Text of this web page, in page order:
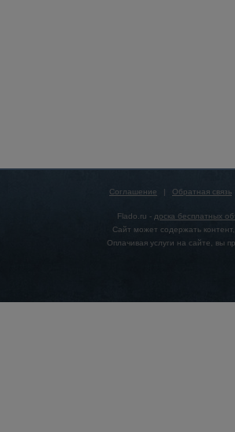
Соглашение | Обратная связь
Flado.ru - доска бесплатных
Сайт может содержать
Оплачивая услуги на сайте, вы